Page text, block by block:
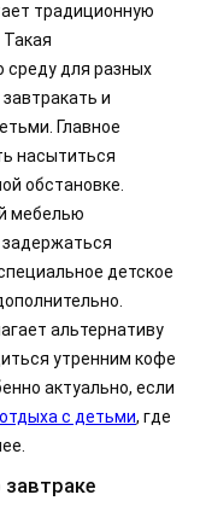
традиционную
среду для разных
и
Главное
насытиться
обстановке.
мебелью
задержаться
детское
альтернативу
утренним кофе
актуально, если
с детьми, где